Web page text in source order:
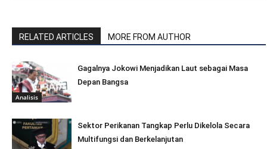
RELATED ARTICLES MORE FROM AUTHOR
Analisis
Gagalnya Jokowi Menjadikan Laut sebagai Masa
Depan Bangsa
Sektor Perikanan Tangkap Perlu Dikelola Secara
Multifungsi dan Berkelanjutan